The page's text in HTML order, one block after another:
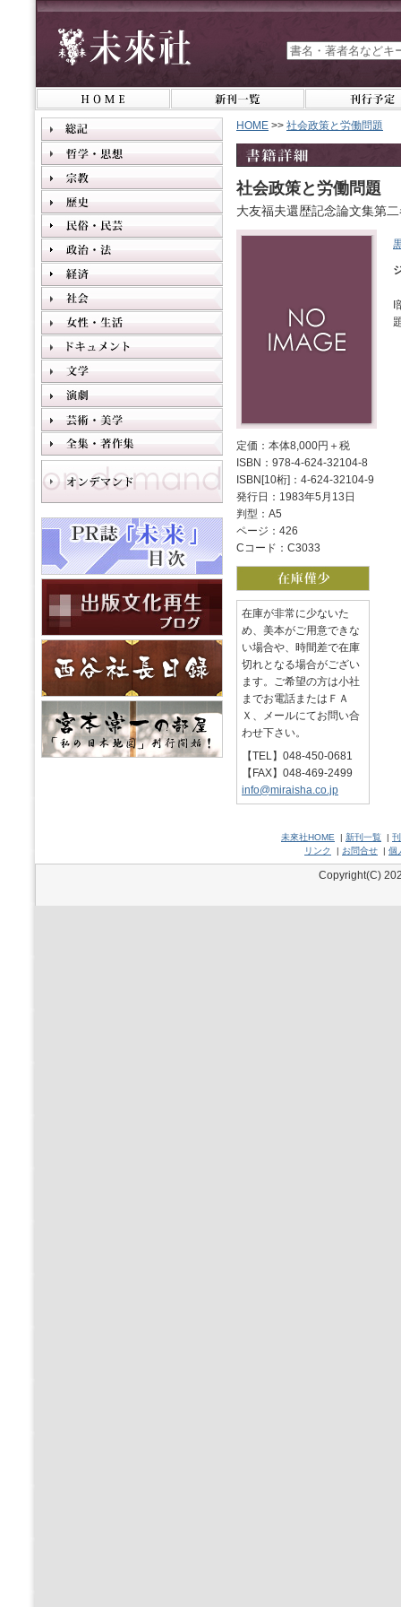
HOME >> 社会政策と労働問題
社会政策と労働問題
大友福夫還歴記念論文集第
定価：本体8,000円＋税
ISBN：978-4-624-32104-8
ISBN[10桁]：4-624-32104-9
発行日：1983年5月13日
判型：A5
ページ：426
Cコード：C3033
在庫が非常に少ないた
め、美本がご用意できな
い場合や、時間差で在庫
切れとなる場合がござい
ます。ご希望の方は小社
までお電話またはＦＡ
Ｘ、メールにてお問い合
わせ下さい。
【TEL】048-450-0681
【FAX】048-469-2499
info@miraisha.co.jp
I
未來社HOME | 新刊一覧 |
リンク
| お問合せ | 個
Copyright(C)